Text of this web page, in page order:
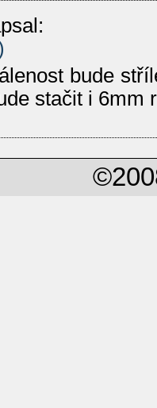
bude
stačit i 6mm